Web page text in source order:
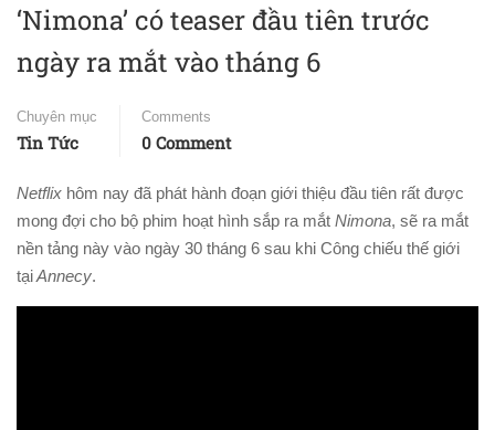
‘Nimona’ có teaser đầu tiên trước
ngày ra mắt vào tháng 6
Chuyên mục
Tin Tức
Comments
0 Comment
Netflix hôm nay đã phát hành đoạn giới thiệu đầu tiên rất được
mong đợi cho bộ phim hoạt hình sắp ra mắt Nimona, sẽ ra mắt
nền tảng này vào ngày 30 tháng 6 sau khi Công chiếu thế giới
tạiAnnecy.